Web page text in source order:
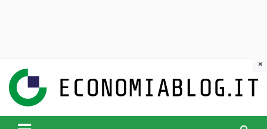
content
www.economiablog.it